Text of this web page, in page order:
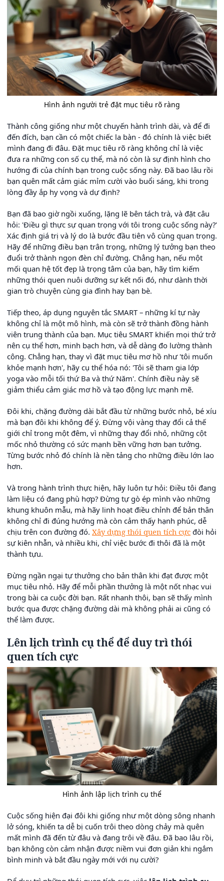
Hình ảnh người trẻ đặt mục tiêu rõ ràng
Thành công giống như một chuyến hành trình dài, và để đi
đến đích, bạn cần có một chiếc la bàn - đó chính là việc biết
mình đang đi đâu. Đặt mục tiêu rõ ràng không chỉ là việc
đưa ra những con số cụ thể, mà nó còn là sự định hình cho
hướng đi của chính bạn trong cuộc sống này. Đã bao lâu rồi
bạn quên mất cảm giác mỉm cười vào buổi sáng, khi trong
lòng đầy ắp hy vọng và dự định?
Bạn đã bao giờ ngồi xuống, lặng lẽ bên tách trà, và đặt câu
hỏi: 'Điều gì thực sự quan trọng với tôi trong cuộc sống này?'
Xác định giá trị và lý do là bước đầu tiên vô cùng quan trọng.
Hãy để những điều bạn trân trọng, những lý tưởng bạn theo
đuổi trở thành ngọn đèn chỉ đường. Chẳng hạn, nếu một
mối quan hệ tốt đẹp là trọng tâm của bạn, hãy tìm kiếm
những thói quen nuôi dưỡng sự kết nối đó, như dành thời
gian trò chuyện cùng gia đình hay bạn bè.
Tiếp theo, áp dụng nguyên tắc SMART – những kí tự này
không chỉ là một mô hình, mà còn sẽ trở thành đồng hành
viên trung thành của bạn. Mục tiêu SMART khiến mọi thứ trở
nên cụ thể hơn, minh bạch hơn, và dễ dàng đo lường thành
công. Chẳng hạn, thay vì đặt mục tiêu mơ hồ như 'tôi muốn
khỏe mạnh hơn', hãy cụ thể hóa nó: 'Tôi sẽ tham gia lớp
yoga vào mỗi tối thứ Ba và thứ Năm'. Chính điều này sẽ
giảm thiểu cảm giác mơ hồ và tạo động lực mạnh mẽ.
Đôi khi, chặng đường dài bắt đầu từ những bước nhỏ, bé xíu
mà bạn đôi khi không để ý. Đừng vội vàng thay đổi cả thế
giới chỉ trong một đêm, vì những thay đổi nhỏ, những cột
mốc nhỏ thường có sức mạnh bền vững hơn bạn tưởng.
Từng bước nhỏ đó chính là nền tảng cho những điều lớn lao
hơn.
Và trong hành trình thực hiện, hãy luôn tự hỏi: Điều tôi đang
làm liệu có đang phù hợp? Đừng tự gò ép mình vào những
khung khuôn mẫu, mà hãy linh hoạt điều chỉnh để bản thân
không chỉ đi đúng hướng mà còn cảm thấy hạnh phúc, dễ
chịu trên con đường đó. Xây dựng thói quen tích cực đòi hỏi
sự kiên nhẫn, và nhiều khi, chỉ việc bước đi thôi đã là một
thành tựu.
Đừng ngần ngại tự thưởng cho bản thân khi đạt được một
mục tiêu nhỏ. Hãy để mỗi phần thưởng là một nốt nhạc vui
trong bài ca cuộc đời bạn. Rất nhanh thôi, bạn sẽ thấy mình
bước qua được chặng đường dài mà không phải ai cũng có
thể làm được.
Lên lịch trình cụ thể để duy trì thói
quen tích cực
Hình ảnh lập lịch trình cụ thể
Cuộc sống hiện đại đôi khi giống như một dòng sông nhanh
lở sóng, khiến ta dễ bị cuốn trôi theo dòng chảy mà quên
mất mình đã đến từ đâu và đang trôi về đâu. Đã bao lâu rồi,
bạn không còn cảm nhận được niềm vui đơn giản khi ngắm
bình minh và bắt đầu ngày mới với nụ cười?